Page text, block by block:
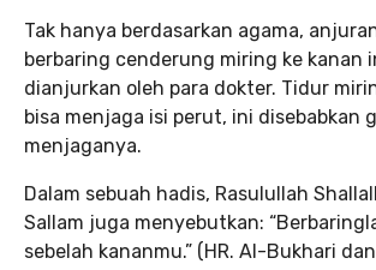
Tak hanya berdasarkan agama,
berbaring cenderung miring ke kanan
dianjurkan oleh para dokter. Tidur
bisa menjaga isi perut, ini disebabkan
menjaganya.
Dalam sebuah hadis, Rasulullah
Sallam juga menyebutkan:
sebelah kananmu.” (HR. Al-Bukhari